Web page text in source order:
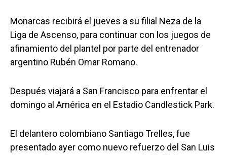
Monarcas recibirá el jueves a su filial Neza de la
Liga de Ascenso, para continuar con los juegos de
afinamiento del plantel por parte del entrenador
argentino Rubén Omar Romano.
Después viajará a San Francisco para enfrentar el
domingo al América en el Estadio Candlestick Park.
El delantero colombiano Santiago Trelles, fue
presentado ayer como nuevo refuerzo del San Luis